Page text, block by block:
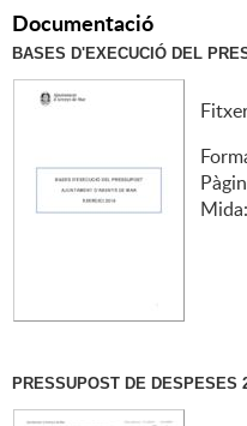
Documentació
BASES D'EXECUCIÓ DEL
Mida:
PRESSUPOST DE DESPESES